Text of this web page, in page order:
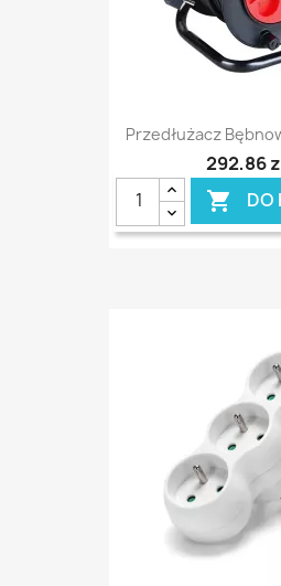
Przedłużacz
292,86
 DO